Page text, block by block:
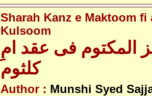
Sharah Kanz e Maktoom fi
Kulsoom
المکتوم فی عقد امِ
کلثوم
Author : Munshi Syed